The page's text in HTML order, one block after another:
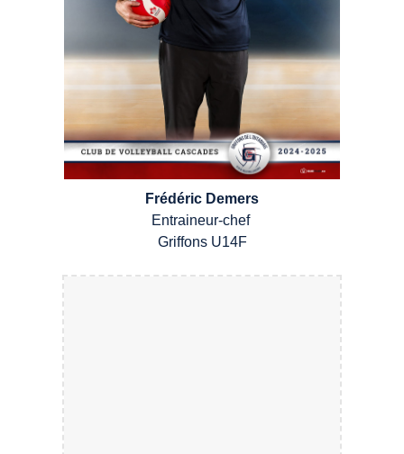
Frédéric Demers
Entraineur-chef
Griffons U14F